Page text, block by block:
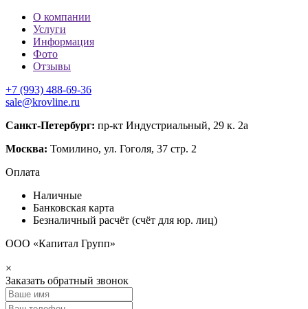
О компании
Услуги
Информация
Фото
Отзывы
+7 (993) 488-69-36
sale@krovline.ru
Санкт-Петербург: пр-кт Индустриальный, 29 к. 2а
Москва: Томилино, ул. Гоголя, 37 стр. 2
Оплата
Наличные
Банковская карта
Безналичный расчёт (счёт для юр. лиц)
ООО «Капитал Групп»
×
Заказать обратный звонок